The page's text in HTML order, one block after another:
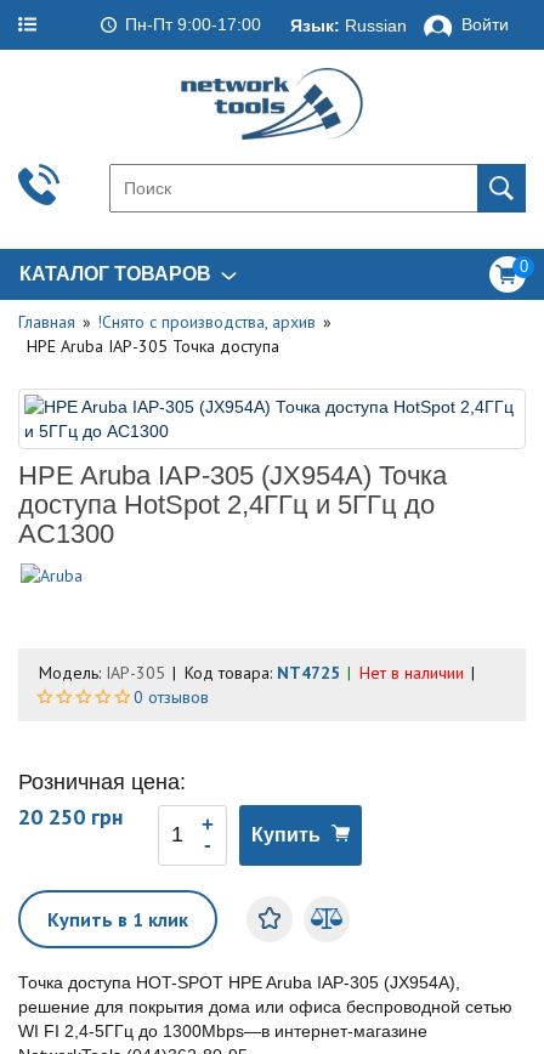
Пн-Пт 9:00-17:00 Язык: Russian Войти
КАТАЛОГ ТОВАРОВ 0
Главная
!Снято с производства, архив
HPE Aruba IAP-305 Точка доступа
HPE Aruba IAP-305 (JX954A) Точка
доступа HotSpot 2,4ГГц и 5ГГц до
AC1300
Модель: IAP-305 Код товара: NT4725
Нет в наличии
0 отзывов
Розничная цена:
20 250 грн
Купить
Купить в 1 клик
Точка доступа HOT-SPOT HPE Aruba IAP-305 (JX954A),
решение для покрытия дома или офиса беспроводной сетью
WI FI 2,4-5ГГц до 1300Mbps—в интернет-магазине